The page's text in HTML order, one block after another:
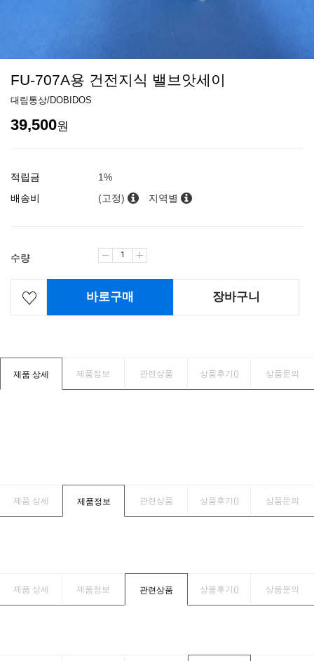
FU-707A용 건전지식 밸브앗세이
대림통상/DOBIDOS
39,500원
적립금
1%
배송비
(고정) 지역별
수량
바로구매 장바구니
제품 상세 제품정보 관련상품 상품후기() 상품문의
제품 상세 제품정보 관련상품 상품후기() 상품문의
제품 상세 제품정보 관련상품 상품후기() 상품문의